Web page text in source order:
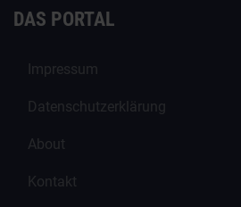
DAS PORTAL
Impressum
Datenschutzerklärung
About
Kontakt